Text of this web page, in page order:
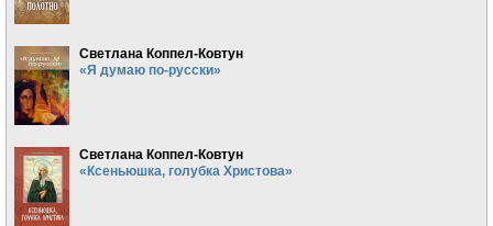
Светлана Коппел-Ковтун
«Я думаю по-русски»
Светлана Коппел-Ковтун
«Ксеньюшка, голубка Христова»